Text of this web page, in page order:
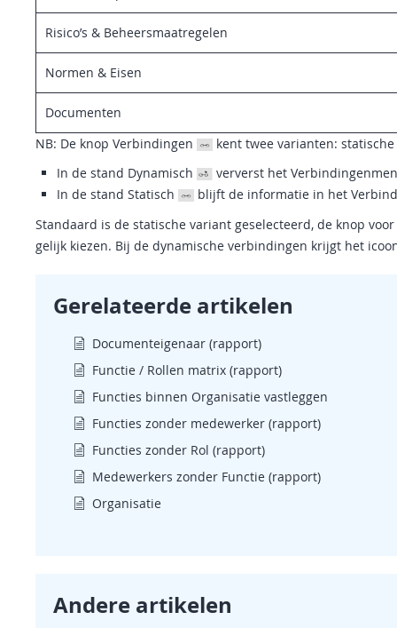
Risico’s & Beheersmaatregelen
Normen & Eisen
Documenten
NB: De knop Verbindingen
kent twee varianten:
In de stand Dynamisch
ververst het
In de stand Statisch
blijft de informatie in het
Standaard is de statische variant geselecteerd, de knop
gelijk kiezen. Bij de dynamische verbindingen krijgt het
Gerelateerde artikelen
Documenteigenaar (rapport)
Functie / Rollen matrix (rapport)
Functies binnen Organisatie vastleggen
Functies zonder medewerker (rapport)
Functies zonder Rol (rapport)
Medewerkers zonder Functie (rapport)
Organisatie
Andere artikelen